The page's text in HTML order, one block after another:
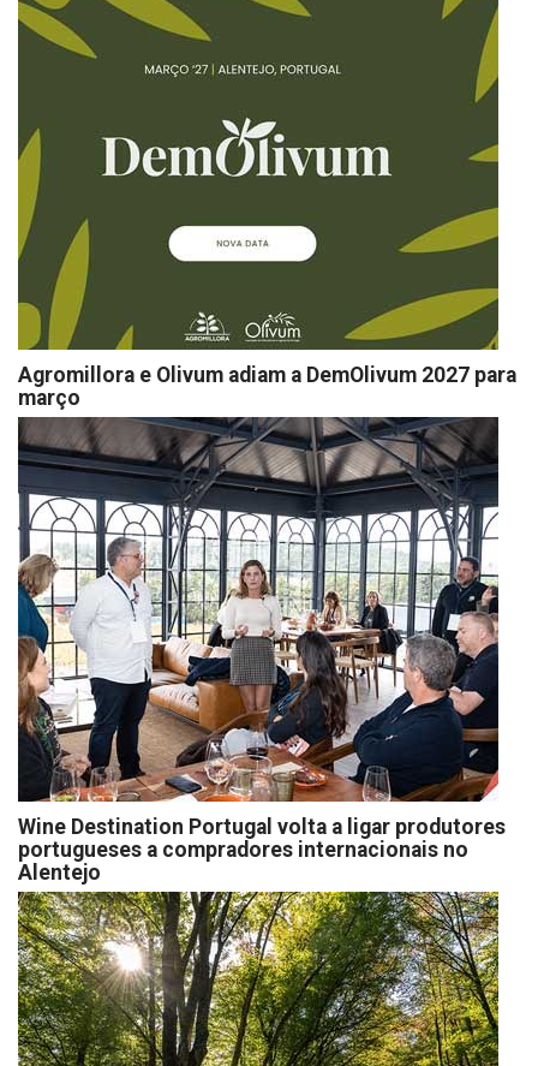
Agromillora e Olivum adiam a DemOlivum 2027 para
março
Wine Destination Portugal volta a ligar produtores
portugueses a compradores internacionais no
Alentejo